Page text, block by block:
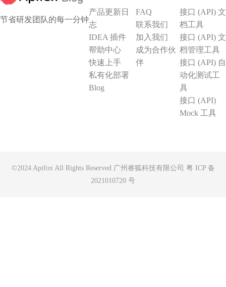
节省研发团队的每一分钟
产品更新日
志
IDEA 插件
帮助中心
快速上手
私有化部署
Blog
FAQ
联系我们
加入我们
成为合作伙
伴
接口 (API) 文
档工具
接口 (API) 文
档管理工具
接口 (API) 自
动化测试工
具
接口 (API)
Mock 工具
©2024 Apifox All Rights Reserved 广州睿狐科技有限公司 粤 ICP 备
2021010720 号